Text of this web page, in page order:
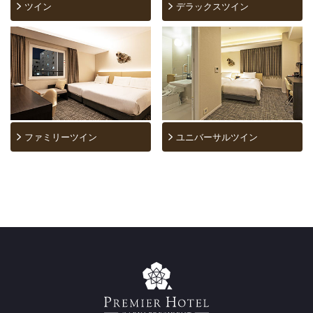
ツイン デラックスツイン
ファミリーツイン ユニバーサルツイン